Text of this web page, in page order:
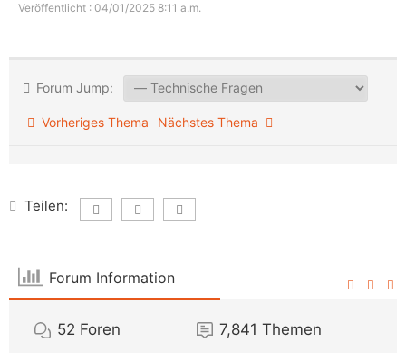
Veröffentlicht : 04/01/2025 8:11 a.m.
Forum Jump:
Vorheriges Thema Nächstes Thema
Teilen:
Forum Information
52 Foren 7,841 Themen